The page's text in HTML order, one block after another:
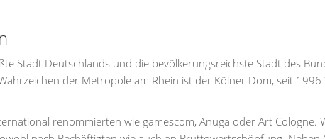
Stadt Deutschlands und die bevölkerungsreichste Stadt des
der Metropole am Rhein ist der Kölner Dom, seit
renommierten wie gamescom, Anuga oder Art Cologne.